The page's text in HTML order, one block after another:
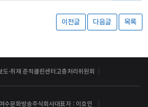
이전글 다음글 목록
도·취재 준칙클린센터고충처리위원회
수문화방송주식회사대표자 : 이호인